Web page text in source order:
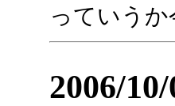
っていう
2006/